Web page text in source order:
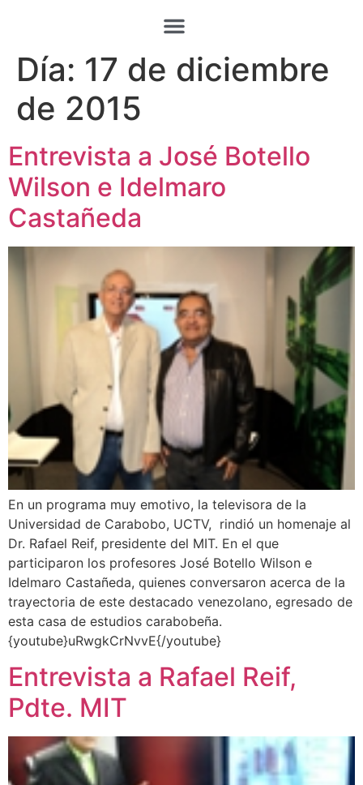
Día: 17 de diciembre
de 2015
Entrevista a José Botello
Wilson e Idelmaro
Castañeda
En un programa muy emotivo, la televisora de la
Universidad de Carabobo, UCTV, rindió un homenaje al
Dr. Rafael Reif, presidente del MIT. En el que
participaron los profesores José Botello Wilson e
Idelmaro Castañeda, quienes conversaron acerca de la
trayectoria de este destacado venezolano, egresado de
esta casa de estudios carabobeña.
{youtube}uRwgkCrNvvE{/youtube}
Entrevista a Rafael Reif,
Pdte. MIT